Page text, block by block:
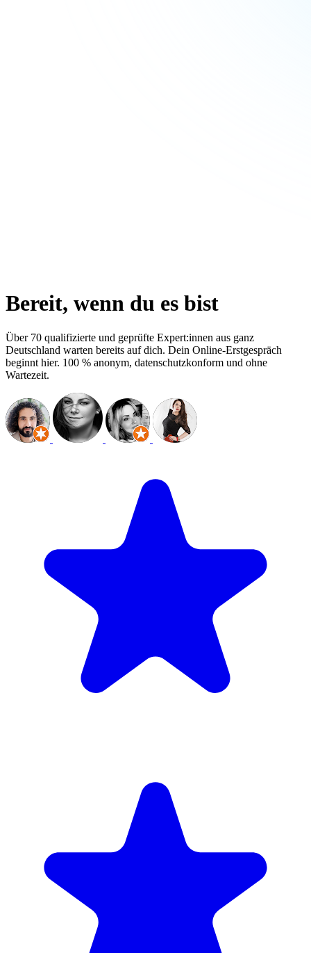
Bereit, wenn du es bist
Über 70 qualifizierte und geprüfte Expert:innen aus ganz
Deutschland warten bereits auf dich. Dein Online-Erstgespräch
beginnt hier. 100 % anonym, datenschutzkonform und ohne
Wartezeit.